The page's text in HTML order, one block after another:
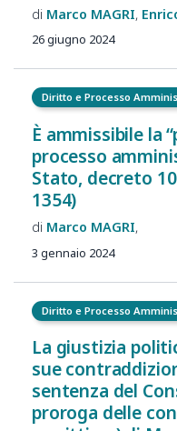
Marco MAGRI
26 giugno 2024
Diritto e Processo
È ammissibile la
processo
Stato, decreto
1354)
Marco MAGRI
3 gennaio 2024
Diritto e Processo
La giustizia
sue
sentenza del
proroga delle